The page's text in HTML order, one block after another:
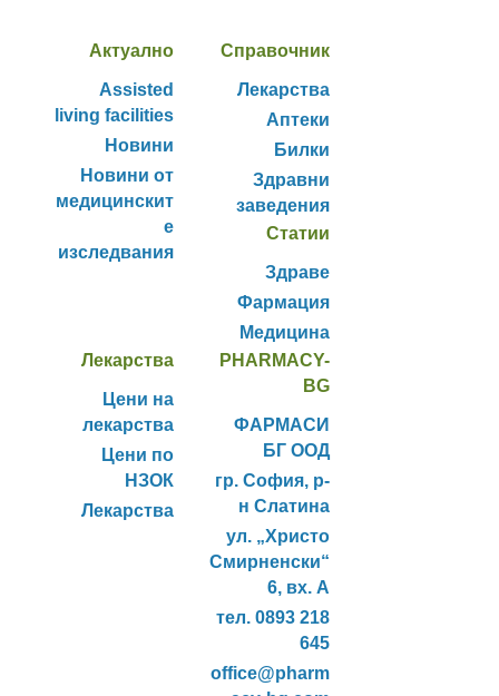
Актуално
Assisted
living facilities
Новини
Новини от
медицинскит
е
изследвания
Справочник
Лекарства
Аптеки
Билки
Здравни
заведения
Статии
Здраве
Фармация
Медицина
Лекарства
Цени на
лекарства
Цени по
НЗОК
Лекарства
PHARMACY-
BG
ФАРМАСИ
БГ ООД
гр. София, р-
н Слатина
ул. „Христо
Смирненски“
6, вх. А
тел. 0893 218
645
office@pharm